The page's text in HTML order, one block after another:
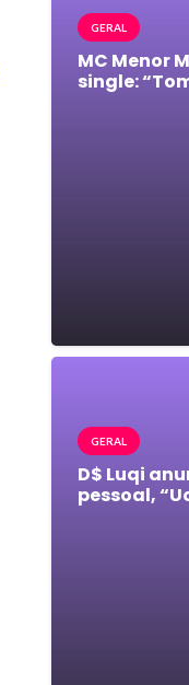
GERAL
MC Menor
single:
GERAL
D$ Luqi
pessoal,